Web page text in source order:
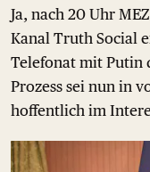
Ja, nach 20 Uhr
Kanal Truth Social
Telefonat mit Putin
Prozess sei nun in
hoffentlich im